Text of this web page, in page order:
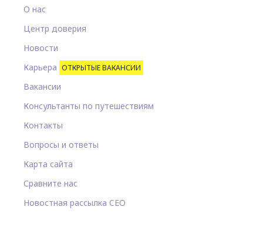
О нас
Центр доверия
Новости
Карьера ОТКРЫТЫЕ ВАКАНСИИ
Вакансии
Консультанты по путешествиям
Контакты
Вопросы и ответы
Карта сайта
Сравните нас
Новостная рассылка CEO